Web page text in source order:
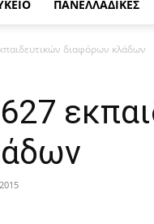
ΠΑΝΕΛΛΑΔΙΚΕΣ
διαφόρων κλάδων